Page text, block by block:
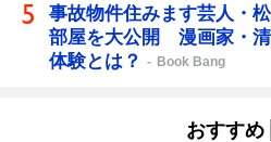
事故物件住みます芸人・
部屋を大公開 漫画家・
体験とは？
Book Bang
おすすめ